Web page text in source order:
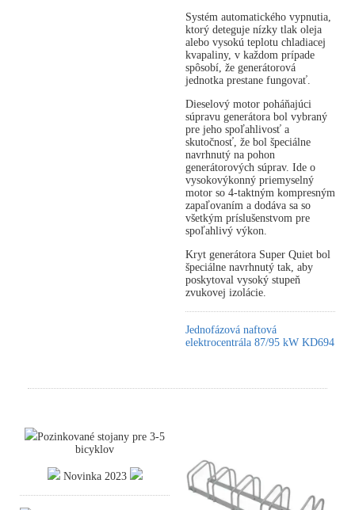
Systém automatického vypnutia,
ktorý deteguje nízky tlak oleja
alebo vysokú teplotu chladiacej
kvapaliny, v každom prípade
spôsobí, že generátorová
jednotka prestane fungovať.
Dieselový motor poháňajúci
súpravu generátora bol vybraný
pre jeho spoľahlivosť a
skutočnosť, že bol špeciálne
navrhnutý na pohon
generátorových súprav. Ide o
vysokovýkonný priemyselný
motor so 4-taktným kompresným
zapaľovaním a dodáva sa so
všetkým príslušenstvom pre
spoľahlivý výkon.
Kryt generátora Super Quiet bol
špeciálne navrhnutý tak, aby
poskytoval vysoký stupeň
zvukovej izolácie.
Jednofázová naftová
elektrocentrála 87/95 kW KD694
Pozinkované stojany pre 3-5
bicyklov
Novinka 2023